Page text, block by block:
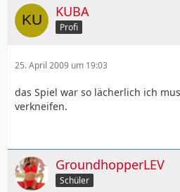
KUBA
Profi
25. April 2009 um 19:03
das Spiel war so lächerlich ich
verkneifen.
GroundhopperLEV
Schüler